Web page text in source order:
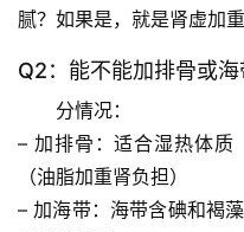
求
腻？如果是，就是肾虚加重
Q2：能不能加排骨或海
分情况：
– 加排骨：适合湿热体质
（油脂加重肾负担）
– 加海带：海带含碘和褐